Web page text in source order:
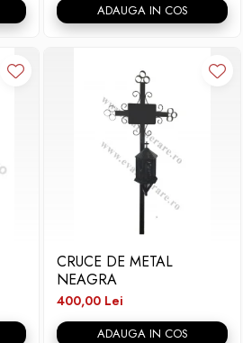
ADAUGA IN COS
CRUCE DE METAL
NEAGRA
400,00 Lei
ADAUGA IN COS